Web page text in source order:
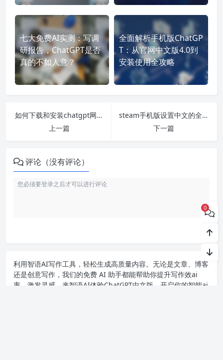
七大免费AI实测：写调
研报告，ChatGPT是否
真的不如人意？
全面解析手机版ChatGP
T：从官网中文版4.0到
安装使用全攻略
如何下载和安装chatgpt网页版中文版的详细教程-让你轻松使用chatgpt智能聊天助手
上一篇
steam手机版设置中文的全攻略-轻松切换steam手机版至中文界面
下一篇
评论（没有评论）
利用智语AI写作工具，轻松生成高质量内容。无论是文章、博客
还是创意写作，我们的免费 AI 助手都能帮助你提升写作效ai
率，激发灵感。来智语AI体验ChatGPT中文版 ，开启你的智能ai
0